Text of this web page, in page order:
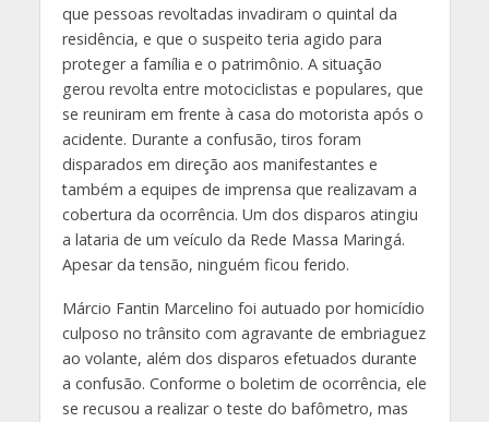
que pessoas revoltadas invadiram o quintal da
residência, e que o suspeito teria agido para
proteger a família e o patrimônio. A situação
gerou revolta entre motociclistas e populares, que
se reuniram em frente à casa do motorista após o
acidente. Durante a confusão, tiros foram
disparados em direção aos manifestantes e
também a equipes de imprensa que realizavam a
cobertura da ocorrência. Um dos disparos atingiu
a lataria de um veículo da Rede Massa Maringá.
Apesar da tensão, ninguém ficou ferido.
Márcio Fantin Marcelino foi autuado por homicídio
culposo no trânsito com agravante de embriaguez
ao volante, além dos disparos efetuados durante
a confusão. Conforme o boletim de ocorrência, ele
se recusou a realizar o teste do bafômetro, mas